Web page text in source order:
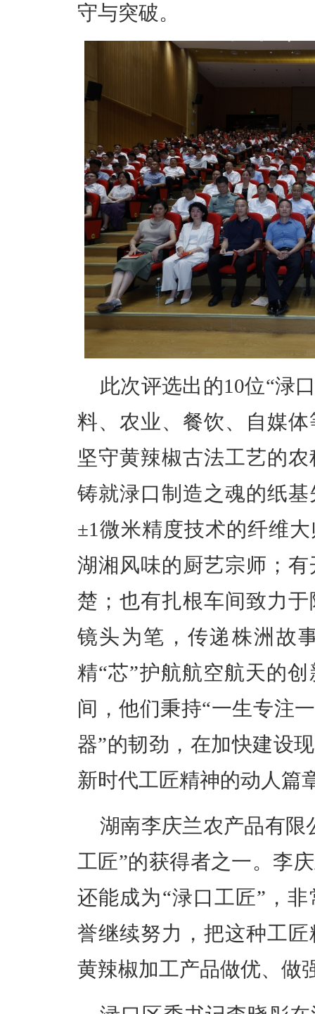
守与突破。
此次评选出的10位“渌
料、农业、餐饮、自媒
坚守黄辣椒古法工艺的
铸就渌口制造之魂的纸
±1微米精度技术的纤维
湖湘风味的厨艺宗师；
楚；也有扎根车间致力
镜头为笔，传递株洲故
精“芯”护航航空航天的
间，他们秉持“一生专注
器”的韧劲，在加快建设
新时代工匠精神的动人篇
湖南李庆兰农产品有限
工匠”的获得者之一。李
还能成为“渌口工匠”，
誉继续努力，把这种工
黄辣椒加工产品做优、做